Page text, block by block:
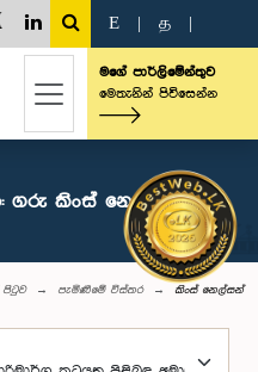
E த
මගේ පාර්ලිමේන්තුව
මෙතැනින් පිවිසෙන්න
ගරු කිංස් නෙල්සන්
පිටුව පැමිණීමේ විස්තර කිංස් නෙල්සන්